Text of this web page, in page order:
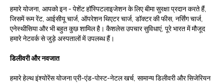
हमारे योजना, आपको इन - पेशेंट हॉस्पिटलाइजेशन के लिए बीमा सुरक्षा प्रदान करते हैं,
जिसमें रूम रेंट, आईसीयू चार्ज, ऑपरेशन थिएटर चार्ज, डॉक्टर की फीस, नर्सिंग चार्ज,
एनेस्थीसिया और भी बहुत कुछ शामिल है। कैशलेस उपचार सुविधाएं, पूरे भारत में मौजूद
हमारे नेटवर्क से जुड़े अस्पतालों में उपलब्ध हैं।
डिलीवरी और नवजात
हमारे हेल्थ इंश्योरेंस योजना प्री-एंड-पोस्ट-नेटल खर्च, सामान्य डिलीवरी और सिजेरियन